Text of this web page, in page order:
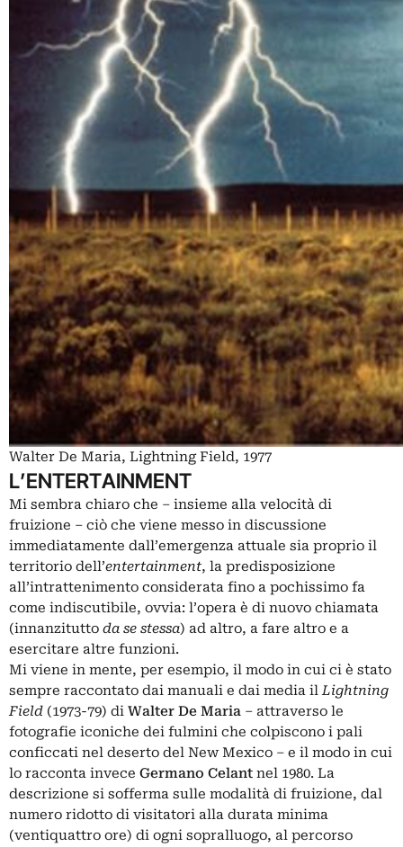
Walter De Maria, Lightning Field, 1977
L’ENTERTAINMENT
Mi sembra chiaro che – insieme alla velocità di
fruizione – ciò che viene messo in discussione
immediatamente dall’emergenza attuale sia proprio il
territorio dell’entertainment, la predisposizione
all’intrattenimento considerata fino a pochissimo fa
come indiscutibile, ovvia: l’opera è di nuovo chiamata
(innanzitutto da se stessa) ad altro, a fare altro e a
esercitare altre funzioni.
Mi viene in mente, per esempio, il modo in cui ci è stato
sempre raccontato dai manuali e dai media ilLightning
Field (1973-79) di Walter De Maria – attraverso le
fotografie iconiche dei fulmini che colpiscono i pali
conficcati nel deserto del New Mexico – e il modo in cui
lo racconta invece Germano Celant nel 1980. La
descrizione si sofferma sulle modalità di fruizione, dal
numero ridotto di visitatori alla durata minima
(ventiquattro ore) di ogni sopralluogo, al percorso